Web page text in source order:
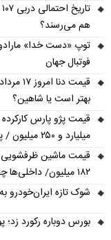
هم می‌رسند؟
فوتبال جهان
بهتر است یا شاهین؟
میلیارد و ۲۵۰ میلیون / پارس بخریم یا سمند LX؟
۱۸۲ میلیون/ داخلی‌ها چقدر ارزان‌ترند؟
شوک تازه ایران‌خودرو به خریداران؛ پژو ۲۰۷
بورس دوباره رکورد زد؛